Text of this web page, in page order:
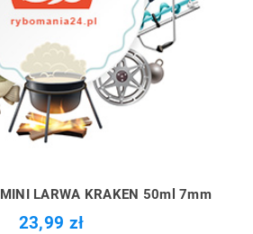
MINI LARWA KRAKEN 50ml 7mm
23,99 zł